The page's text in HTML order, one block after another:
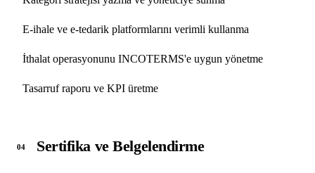
E-ihale ve e-tedarik platformlarını verimli kullanma
İthalat operasyonunu INCOTERMS'e uygun yönetme
Tasarruf raporu ve KPI üretme
04 Sertifika ve Belgelendirme